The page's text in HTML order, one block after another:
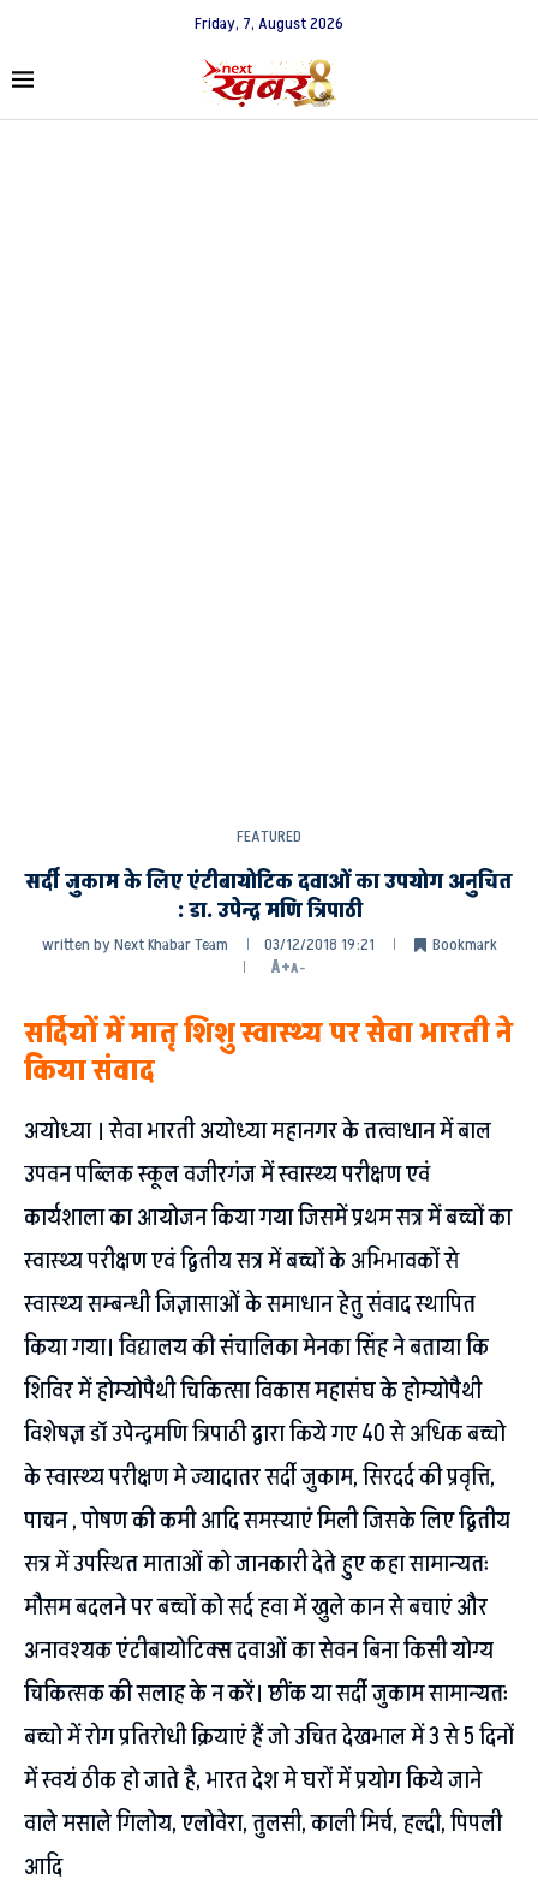
Friday, 7, August 2026
FEATURED
सर्दी जुकाम के लिए एंटीबायोटिक दवाओं का उपयोग अनुचित
: डा. उपेन्द्र मणि त्रिपाठी
written byNext Khabar Team 03/12/2018 19:21
Bookmark
A+A-
सर्दियों में मातृ शिशु स्वास्थ्य पर सेवा भारती ने
किया संवाद
अयोध्या । सेवा भारती अयोध्या महानगर के तत्वाधान में बाल
उपवन पब्लिक स्कूल वजीरगंज में स्वास्थ्य परीक्षण एवं
कार्यशाला का आयोजन किया गया जिसमें प्रथम सत्र में बच्चों का
स्वास्थ्य परीक्षण एवं द्वितीय सत्र में बच्चों के अभिभावकों से
स्वास्थ्य सम्बन्धी जिज्ञासाओं के समाधान हेतु संवाद स्थापित
किया गया। विद्यालय की संचालिका मेनका सिंह ने बताया कि
शिविर में होम्योपैथी चिकित्सा विकास महासंघ के होम्योपैथी
विशेषज्ञ डॉ उपेन्द्रमणि त्रिपाठी द्वारा किये गए 40 से अधिक बच्चो
के स्वास्थ्य परीक्षण मे ज्यादातर सर्दी जुकाम, सिरदर्द की प्रवृत्ति,
पाचन , पोषण की कमी आदि समस्याएं मिली जिसके लिए द्वितीय
सत्र में उपस्थित माताओं को जानकारी देते हुए कहा सामान्यतः
मौसम बदलने पर बच्चों को सर्द हवा में खुले कान से बचाएं और
अनावश्यक एंटीबायोटिक्स दवाओं का सेवन बिना किसी योग्य
चिकित्सक की सलाह के न करें। छींक या सर्दी जुकाम सामान्यतः
बच्चो में रोग प्रतिरोधी क्रियाएं हैं जो उचित देखभाल में 3 से 5 दिनों
में स्वयं ठीक हो जाते है, भारत देश मे घरों में प्रयोग किये जाने
वाले मसाले गिलोय, एलोवेरा, तुलसी, काली मिर्च, हल्दी, पिपली
आदि